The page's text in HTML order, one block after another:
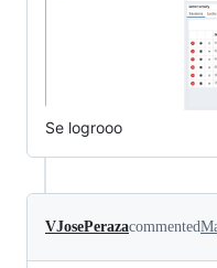
Se logrooo
VJosePerazacommented